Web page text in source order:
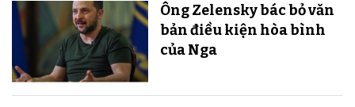
Ông Zelensky bác bỏ văn
bản điều kiện hòa bình
của Nga